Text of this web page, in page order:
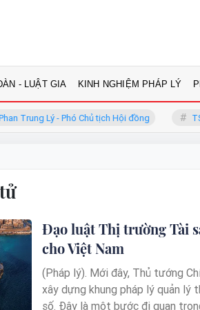
- LUẬT GIA KINH NGHIỆM PHÁP LÝ
Trung Lý - Phó Chủ tịch Hội đồng TS.
Đạo luật Thị trường Tài
cho Việt Nam
(Pháp lý). Mới đây, Thủ tướng
xây dựng khung pháp lý quản
số. Đây là một bước đi quan